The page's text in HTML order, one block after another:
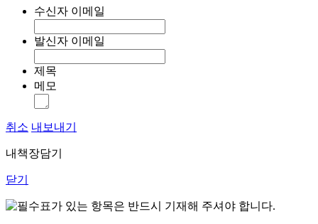
수신자 이메일
발신자 이메일
제목
메모
취소 내보내기
내책장담기
닫기
표가 있는 항목은 반드시 기재해 주셔야 합니다.